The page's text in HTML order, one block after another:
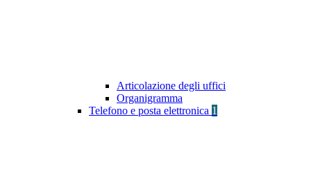
Articolazione degli uffici
Organigramma
Telefono e posta elettronica 1